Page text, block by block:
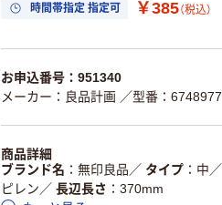
時間帯指定 指定可 ￥385（税込）
お申込番号：951340
メーカー：良品計画 ／型番：6748977
商品詳細
ブランド名
無印良品／ タイプ 中／
ピレン／ 長辺長さ
370mm